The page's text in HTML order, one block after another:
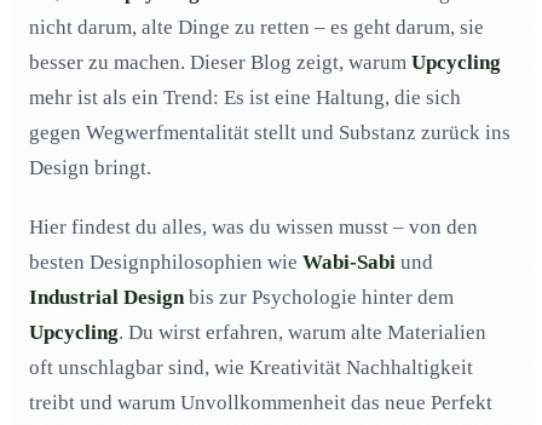
03Wabi-Sabi, Shabby Chic und Co.: Welche
Designphilosophien das Upcycling revolutionieren
Handwerk
Konsum war gestern: Wie Upcycling einen neuen
Lebensstandard setzt
Einheitsbrei überlegen sind
Dein Zuhause, dein Statement: Wie Upcycling
Individualität ins Spiel bringt
09Kreatives Chaos: Warum Upcycling keine Perfektion
braucht
nicht darum, alte Dinge zu retten – es geht darum, sie
besser zu machen. Dieser Blog zeigt, warum Upcycling
mehr ist als ein Trend: Es ist eine Haltung, die sich
gegen Wegwerfmentalität stellt und Substanz zurück ins
Design bringt.
Hier findest du alles, was du wissen musst – von den
besten Designphilosophien wie Wabi-Sabi und
Industrial Designbis zur Psychologie hinter dem
Upcycling. Du wirst erfahren, warum alte Materialien
oft unschlagbar sind, wie Kreativität Nachhaltigkeit
treibt und warum Unvollkommenheit das neue Perfekt